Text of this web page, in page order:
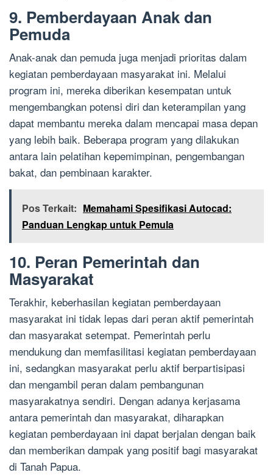
9. Pemberdayaan Anak dan
Pemuda
Anak-anak dan pemuda juga menjadi prioritas dalam
kegiatan pemberdayaan masyarakat ini. Melalui
program ini, mereka diberikan kesempatan untuk
mengembangkan potensi diri dan keterampilan yang
dapat membantu mereka dalam mencapai masa depan
yang lebih baik. Beberapa program yang dilakukan
antara lain pelatihan kepemimpinan, pengembangan
bakat, dan pembinaan karakter.
Pos Terkait: Memahami Spesifikasi Autocad:
Panduan Lengkap untuk Pemula
10. Peran Pemerintah dan
Masyarakat
Terakhir, keberhasilan kegiatan pemberdayaan
masyarakat ini tidak lepas dari peran aktif pemerintah
dan masyarakat setempat. Pemerintah perlu
mendukung dan memfasilitasi kegiatan pemberdayaan
ini, sedangkan masyarakat perlu aktif berpartisipasi
dan mengambil peran dalam pembangunan
masyarakatnya sendiri. Dengan adanya kerjasama
antara pemerintah dan masyarakat, diharapkan
kegiatan pemberdayaan ini dapat berjalan dengan baik
dan memberikan dampak yang positif bagi masyarakat
di Tanah Papua.